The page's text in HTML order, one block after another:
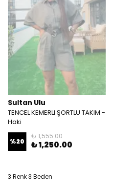
Sultan Ulu
TENCEL KEMERLI ŞORTLU TAKIM -
Haki
%20
₺ 1,555.00
₺ 1,250.00
3 Renk 3 Beden